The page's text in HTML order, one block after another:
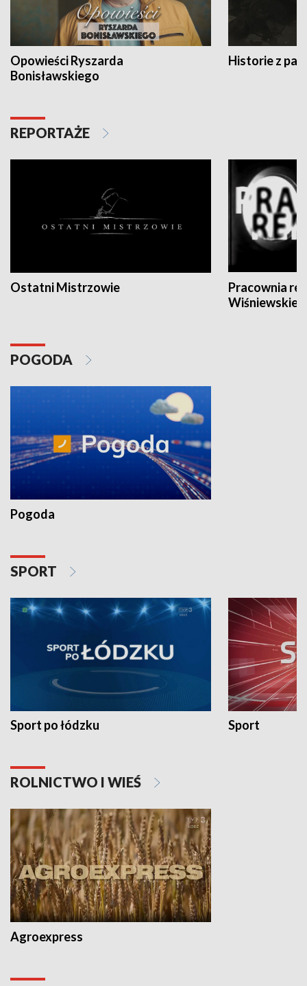
Opowieści Ryszarda
Bonisławskiego
Historie z
REPORTAŻE
Ostatni Mistrzowie
Pracownia
POGODA
Pogoda
SPORT
Sport po łódzku Sport
ROLNICTWO I WIEŚ
Agroexpress